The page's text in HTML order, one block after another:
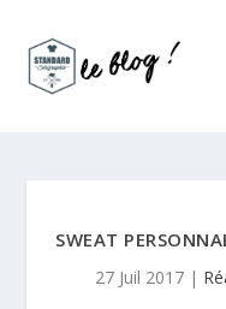
SWEAT
27 Juil 2017 |